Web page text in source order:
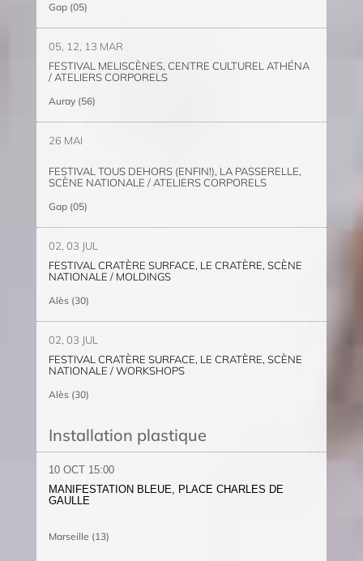
Gap (05)
05, 12, 13 MAR
FESTIVAL MELISCÈNES, CENTRE CULTUREL ATHÉNA
/ ATELIERS CORPORELS
Auray (56)
26 MAI
FESTIVAL TOUS DEHORS (ENFIN!), LA PASSERELLE,
SCÈNE NATIONALE / ATELIERS CORPORELS
Gap (05)
02, 03 JUL
FESTIVAL CRATÈRE SURFACE, LE CRATÈRE, SCÈNE
NATIONALE / MOLDINGS
Alès (30)
02, 03 JUL
FESTIVAL CRATÈRE SURFACE, LE CRATÈRE, SCÈNE
NATIONALE / WORKSHOPS
Alès (30)
Installation plastique
10 OCT 15:00
MANIFESTATION BLEUE, PLACE CHARLES DE
GAULLE
Marseille (13)